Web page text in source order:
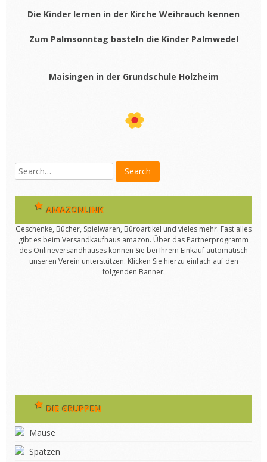
Die Kinder lernen in der Kirche Weihrauch kennen
Zum Palmsonntag basteln die Kinder Palmwedel
Maisingen in der Grundschule Holzheim
AMAZONLINK
Geschenke, Bücher, Spielwaren, Büroartikel und vieles mehr. Fast alles
gibt es beim Versandkaufhaus amazon. Über das Partnerprogramm
des Onlineversandhauses können Sie bei Ihrem Einkauf automatisch
unseren Verein unterstützen. Klicken Sie hierzu einfach auf den
folgenden Banner:
DIE GRUPPEN
Mäuse
Spatzen